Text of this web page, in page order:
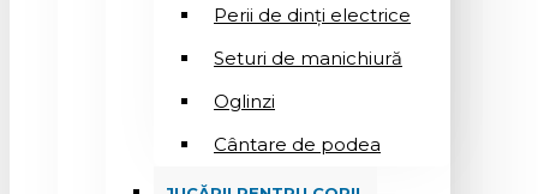
Perii de dinți electrice
Seturi de manichiură
Oglinzi
Cântare de podea